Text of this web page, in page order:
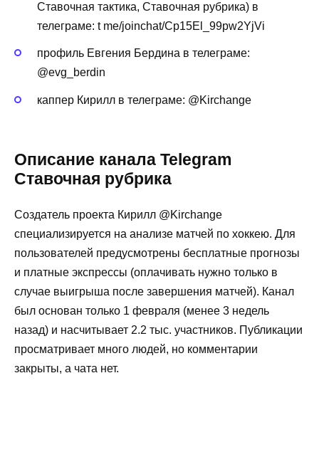
Ставочная тактика, Ставочная рубрика) в
телеграме: t me/joinchat/Cp15El_99pw2YjVi
профиль Евгения Бердина в телеграме:
@evg_berdin
каппер Кирилл в телеграме: @Kirchange
Описание канала Telegram
Ставочная рубрика
Создатель проекта Кирилл @Kirchange
специализируется на анализе матчей по хоккею. Для
пользователей предусмотрены бесплатные прогнозы
и платные экспрессы (оплачивать нужно только в
случае выигрыша после завершения матчей). Канал
был основан только 1 февраля (менее 3 недель
назад) и насчитывает 2.2 тыс. участников. Публикации
просматривает много людей, но комментарии
закрыты, а чата нет.